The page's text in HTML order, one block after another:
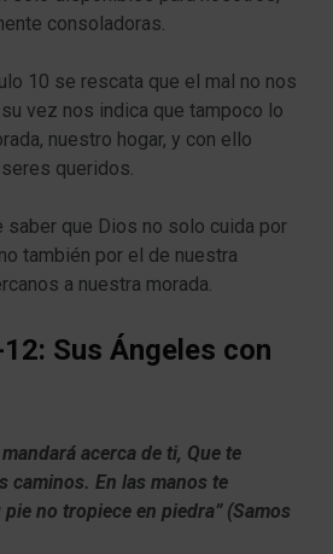
consoladoras.
10 se rescata que el mal no nos
vez nos indica que tampoco lo
nuestro hogar, y con ello
queridos.
saber que Dios no solo cuida por
también por el de nuestra
a nuestra morada.
Sus Ángeles con
acerca de ti, Que te
caminos. En las manos te
no tropiece en piedra” (Samos